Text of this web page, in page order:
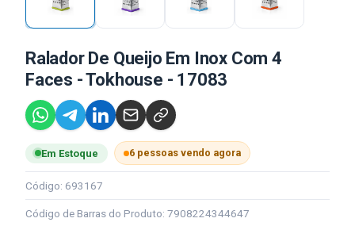
Ralador De Queijo Em Inox Com 4
Faces - Tokhouse - 17083
Em Estoque 6 pessoas vendo agora
Código: 693167
Código de Barras do Produto: 7908224344647